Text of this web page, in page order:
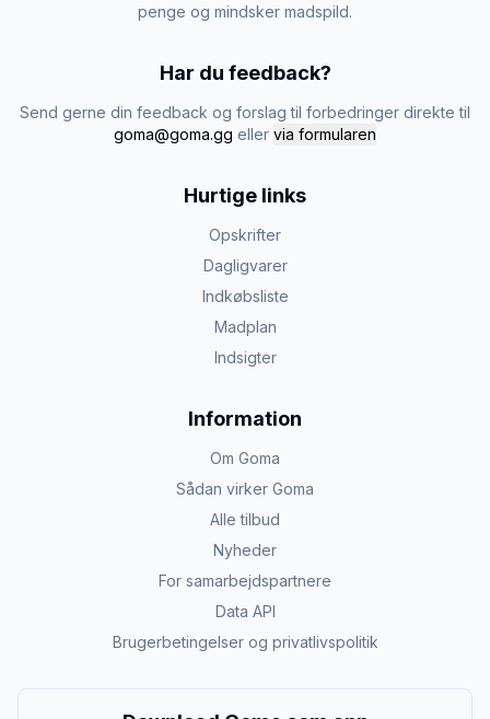
penge og mindsker madspild.
Har du feedback?
Send gerne din feedback og forslag til forbedringer direkte til
goma@goma.gg eller via formularen
Hurtige links
Opskrifter
Dagligvarer
Indkøbsliste
Madplan
Indsigter
Information
Om Goma
Sådan virker Goma
Alle tilbud
Nyheder
For samarbejdspartnere
Data API
Brugerbetingelser og privatlivspolitik